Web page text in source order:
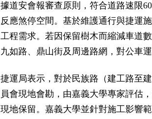
據道安會報審查原則，符合道路速限
反應煞停空間。基於維護通行與捷運
工程需求。若因保留樹木而縮減車道
九如路、鼎山街及周邊路網，對公車
捷運局表示，對於民族路（建工路至
員會現地會勘，由嘉義大學專家評估
現地保留。嘉義大學並針對施工影響